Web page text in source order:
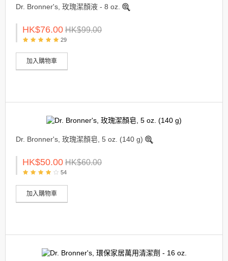
Dr. Bronner's, 玫瑰潔顏液 - 8 oz.
HK$76.00 HK$99.00
29
加入購物車
Dr. Bronner's, 玫瑰潔顏皂, 5 oz. (140 g)
HK$50.00 HK$60.00
54
加入購物車